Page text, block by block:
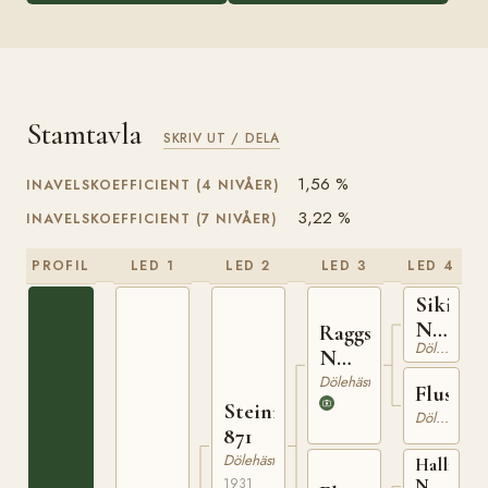
Stamtavla SKRIV UT / DELA
INAVELSKOEFFICIENT (4 NIVÅER) 1,56 %
INAVELSKOEFFICIENT (7 NIVÅER) 3,22 %
PROFIL LED 1 LED 2
Steinrugg
871
Dölehäst
1931
LED 3
Raggstein
N
1265
Dölehäst
LED 4
Sikil
N
1205
Dölehäst
Fluska
Dölehäst